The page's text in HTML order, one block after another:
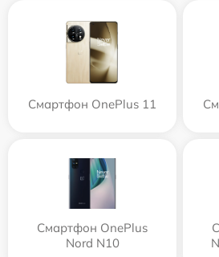
Смартфон OnePlus 11
Смартфон OnePlus
Nord N10